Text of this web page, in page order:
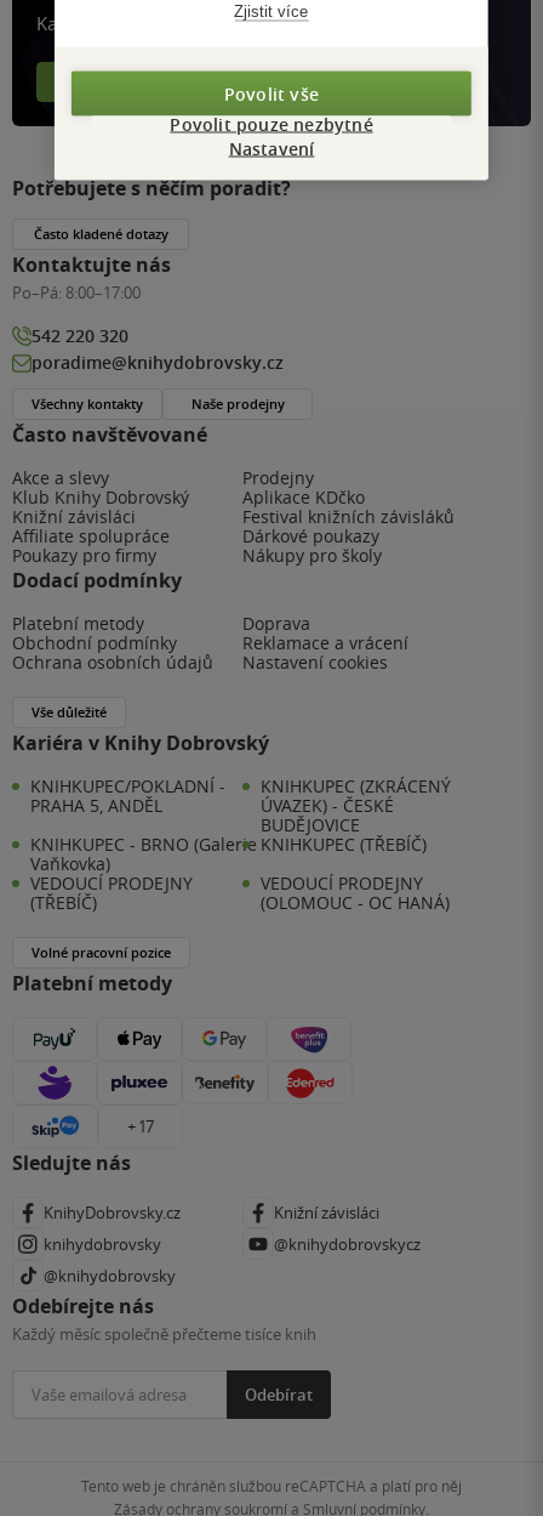
Každý měsíc společně přečteme tisíce knih
Často navštěvované
Akce a slevy
Prodejny
Klub Knihy Dobrovský
Aplikace KDčko
Knižní závisláci
Festival knižních závisláků
Affiliate spolupráce
Dárkové poukazy
Poukazy pro firmy
Nákupy pro školy
Dodací podmínky
Platební metody
Doprava
Obchodní podmínky
Reklamace a vrácení
Ochrana osobních údajů
Nastavení cookies
Vše důležité
Kariéra v Knihy Dobrovský
KNIHKUPEC/POKLADNÍ -
PRAHA 5, ANDĚL
KNIHKUPEC (ZKRÁCENÝ
ÚVAZEK) - ČESKÉ
BUDĚJOVICE
KNIHKUPEC - BRNO (Galerie
Vaňkovka)
KNIHKUPEC (TŘEBÍČ)
VEDOUCÍ PRODEJNY
(TŘEBÍČ)
VEDOUCÍ PRODEJNY
(OLOMOUC - OC HANÁ)
Volné pracovní pozice
Platební metody
+ 17
Sledujte nás
KnihyDobrovsky.cz
Knižní závisláci
knihydobrovsky
@knihydobrovskycz
@knihydobrovsky
Odebírejte nás
Každý měsíc společně přečteme tisíce knih
Odebírat
Potřebujete s něčím poradit?
Často kladené dotazy
Kontaktujte nás
Po–Pá: 8:00–17:00
542 220 320
poradime@knihydobrovsky.cz
Všechny kontakty Naše prodejny
Tento web je chráněn službou reCAPTCHA a platí pro něj
Zásady ochrany soukromía Smluvní podmínky.
Zjistit více
Povolit vše
Povolit pouze nezbytné
Nastavení